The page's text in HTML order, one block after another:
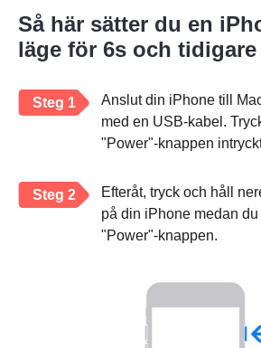
Så här sätter du en
läge för 6s och
Steg 1
Anslut din iPhone till
med en USB-kabel.
"Power"-knappen
Steg 2
Efteråt, tryck och håll
på din iPhone medan
"Power"-knappen.